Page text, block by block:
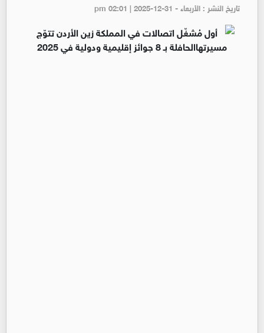
تاريخ النشر : الأربعاء - pm 02:01 | 2025-12-31